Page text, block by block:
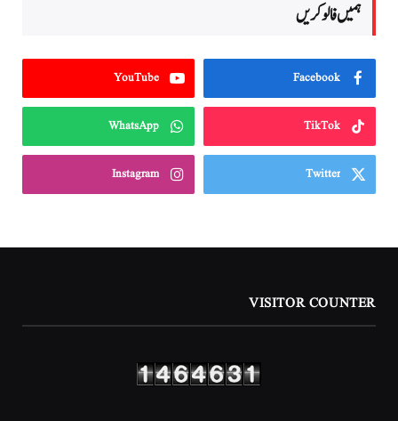
ہمیں فالو کریں
Facebook
YouTube
TikTok
WhatsApp
Twitter
Instagram
VISITOR COUNTER